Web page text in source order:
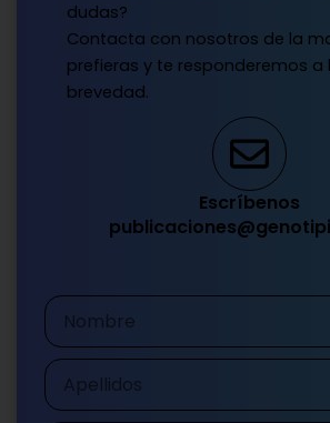
dudas?
Contacta con nosotros de la
prefieras y te responderemos a
brevedad.
Escríbenos
Nombre
Apellidos